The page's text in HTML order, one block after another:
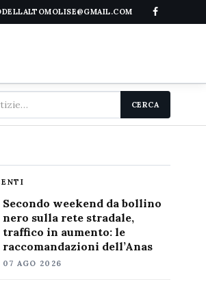
CERCA
Secondo weekend da bollino
nero sulla rete stradale,
traffico in aumento: le
raccomandazioni dell’Anas
07 AGO 2026